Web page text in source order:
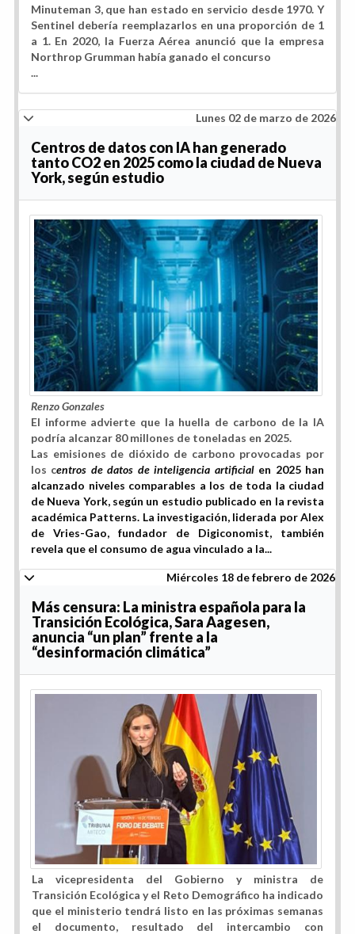
Minuteman 3, que han estado en servicio desde 1970. Y
Sentinel debería reemplazarlos en una proporción de 1
a 1. En 2020, la Fuerza Aérea anunció que la empresa
Northrop Grumman había ganado el concurso
...
Lunes 02 de marzo de 2026
Centros de datos con IA han generado
tanto CO2 en 2025 como la ciudad de Nueva
York, según estudio
Renzo Gonzales
El informe advierte que la huella de carbono de la IA
podría alcanzar 80 millones de toneladas en 2025.
Las emisiones de dióxido de carbono provocadas por
los centros de datos de inteligencia artificialen 2025 han
alcanzado niveles comparables a los de toda la ciudad
de Nueva York, según un estudio publicado en la revista
académica Patterns. La investigación, liderada por Alex
de Vries-Gao, fundador de Digiconomist, también
revela que el consumo de agua vinculado a la...
Miércoles 18 de febrero de 2026
Más censura: La ministra española para la
Transición Ecológica, Sara Aagesen,
anuncia “un plan” frente a la
“desinformación climática”
La vicepresidenta del Gobierno y ministra de
Transición Ecológica y el Reto Demográfico ha indicado
que el ministerio tendrá listo en las próximas semanas
el documento, resultado del intercambio con